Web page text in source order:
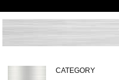
CATEGORY